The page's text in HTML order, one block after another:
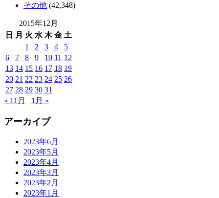
その他 (42,348)
2015年12月
日
月 火 水 木 金 土
1
2 3 4
5
6
7 8 9 10 11 12
13 14 15 16 17 18 19
20 21 22 23 24 25 26
27 28 29 30 31
« 11月
1月 »
アーカイブ
2023年6月
2023年5月
2023年4月
2023年3月
2023年2月
2023年1月